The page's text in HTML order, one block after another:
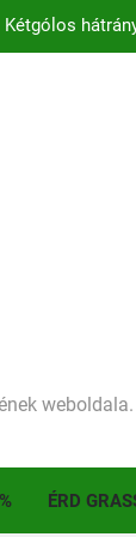
Kétgólos
Fesztivál –
játék nélkül
2026–2027-es
Fesztivál –
weboldala.
ÉRD